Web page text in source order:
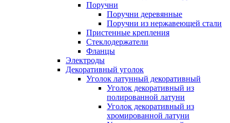
Поручни
Поручни деревянные
Поручни из нержавеющей стали
Пристенные крепления
Стеклодержатели
Фланцы
Электроды
Декоративный уголок
Уголок латунный декоративный
Уголок декоративный из
полированной латуни
Уголок декоративный из
хромированной латуни